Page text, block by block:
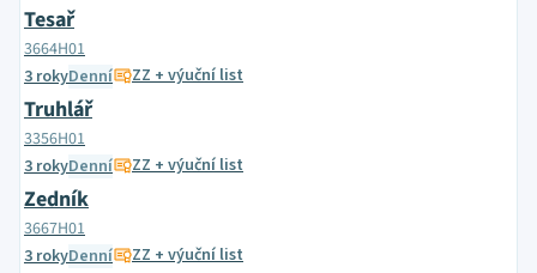
Tesař
3664H01
3 rokyDenní ZZ + výuční list
Truhlář
3356H01
3 rokyDenní ZZ + výuční list
Zedník
3667H01
3 rokyDenní ZZ + výuční list